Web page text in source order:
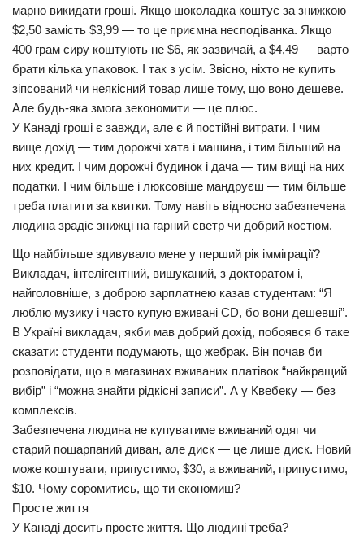
марно викидати гроші. Якщо шоколадка коштує за знижкою
$2,50 замість $3,99 — то це приємна несподіванка. Якщо
400 грам сиру коштують не $6, як зазвичай, а $4,49 — варто
брати кілька упаковок. І так з усім. Звісно, ніхто не купить
зіпсований чи неякісний товар лише тому, що воно дешеве.
Але будь-яка змога зекономити — це плюс.
У Канаді гроші є завжди, але є й постійні витрати. І чим
вище дохід — тим дорожчі хата і машина, і тим більший на
них кредит. І чим дорожчі будинок і дача — тим вищі на них
податки. І чим більше і люксовіше мандруєш — тим більше
треба платити за квитки. Тому навіть відносно забезпечена
людина зрадіє знижці на гарний светр чи добрий костюм.
Що найбільше здивувало мене у перший рік імміграції?
Викладач, інтелігентний, вишуканий, з докторатом і,
найголовніше, з доброю зарплатнею казав студентам: “Я
люблю музику і часто купую вживані CD, бо вони дешевші”.
В Україні викладач, якби мав добрий дохід, побоявся б таке
сказати: студенти подумають, що жебрак. Він почав би
розповідати, що в магазинах вживаних платівок “найкращий
вибір” і “можна знайти рідкісні записи”. А у Квебеку — без
комплексів.
Забезпечена людина не купуватиме вживаний одяг чи
старий пошарпаний диван, але диск — це лише диск. Новий
може коштувати, припустимо, $30, а вживаний, припустимо,
$10. Чому соромитись, що ти економиш?
Просте життя
У Канаді досить просте життя. Що людині треба?